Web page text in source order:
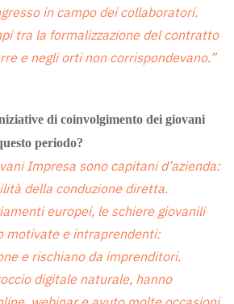
in campo dei collaboratori.
tra la formalizzazione del contratto
e negli orti non corrispondevano.”
di coinvolgimento dei giovani
periodo?
Impresa sono capitani d’azienda:
della conduzione diretta.
europei, le schiere giovanili
motivate e intraprendenti:
e rischiano da imprenditori.
digitale naturale, hanno